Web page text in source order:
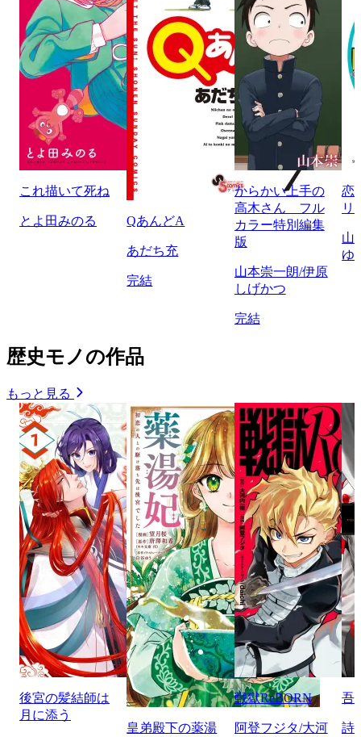
これ描いて死ね
とよ田みのる QあんどA
あだち充
完結
からかい上手の
高木さん フル
カラー特別編集
版
山本崇一朗/伊原
しげかつ
完結
恋
リ
山
ゆ
歴史モノの作品
もっと見る
後宮の髪結師は
月に添う
皇弟殿下の薬湯
戦獄ReBORN
阿登フジタ/大河
吾
詩